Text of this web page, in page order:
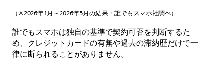
（※2026年1月～2026年5月の結果・誰でもスマホ社調べ）
誰でもスマホは独自の基準で契約可否を判断するた
め、クレジットカードの有無や過去の滞納歴だけで一
律に断られることがありません。